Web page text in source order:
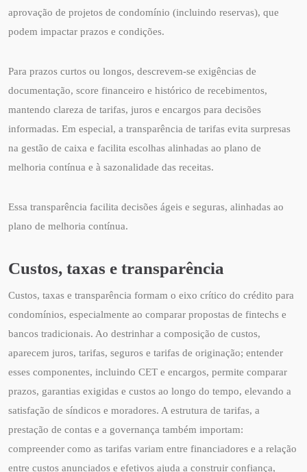
aprovação de projetos de condomínio (incluindo reservas), que
podem impactar prazos e condições.
Para prazos curtos ou longos, descrevem-se exigências de
documentação, score financeiro e histórico de recebimentos,
mantendo clareza de tarifas, juros e encargos para decisões
informadas. Em especial, a transparência de tarifas evita surpresas
na gestão de caixa e facilita escolhas alinhadas ao plano de
melhoria contínua e à sazonalidade das receitas.
Essa transparência facilita decisões ágeis e seguras, alinhadas ao
plano de melhoria contínua.
Custos, taxas e transparência
Custos, taxas e transparência formam o eixo crítico do crédito para
condomínios, especialmente ao comparar propostas de fintechs e
bancos tradicionais. Ao destrinhar a composição de custos,
aparecem juros, tarifas, seguros e tarifas de originação; entender
esses componentes, incluindo CET e encargos, permite comparar
prazos, garantias exigidas e custos ao longo do tempo, elevando a
satisfação de síndicos e moradores. A estrutura de tarifas, a
prestação de contas e a governança também importam:
compreender como as tarifas variam entre financiadores e a relação
entre custos anunciados e efetivos ajuda a construir confiança,